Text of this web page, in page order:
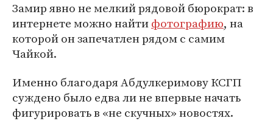
Замир явно не мелкий рядовой бюрократ: в
интернете можно найтифотографию, на
которой он запечатлен рядом с самим
Чайкой.
Именно благодаря Абдулкеримову КСГП
суждено было едва ли не впервые начать
фигурировать в «не скучных» новостях.